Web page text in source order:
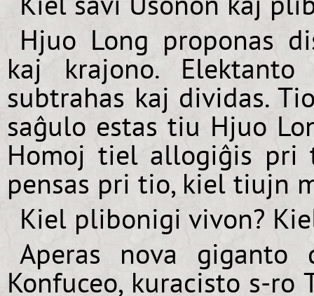
Hjuo Long proponas
kaj krajono. Elektanto
subtrahas kaj dividas.
saĝulo estas tiu Hjuo
Homoj tiel allogiĝis pri
pensas pri tio, kiel tiujn
Kiel plibonigi vivon?
Aperas nova giganto
Konfuceo, kuracisto s-ro